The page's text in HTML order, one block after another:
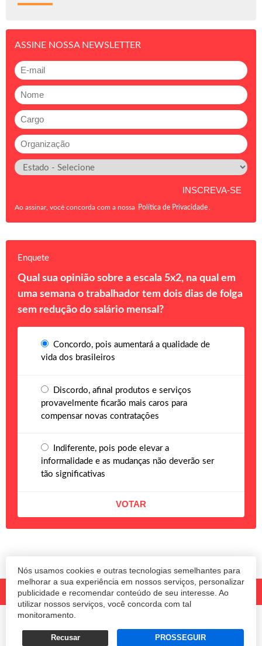
Nós usamos cookies e outras tecnologias semelhantes para
melhorar a sua experiência em nossos serviços, personalizar
publicidade e recomendar conteúdo de seu interesse. Ao
utilizar nossos serviços, você concorda com tal
monitoramento.
Recusar PROSSEGUIR
ASSINE NOSSA NEWSLETTER
Ao assinar, você concorda com a nossa Política de Privacidade
Enquete
Qual sua opinião sobre a escala 5x2, na qual em
uma semana o trabalhador tem dois dias de folga
sem redução do salário mensal?
Concordo, pois aumentará a qualidade de
vida dos brasileiros
Discordo, afinal produtos e serviços
provavelmente ficarão mais caros para
compensar novas contratações
Indiferente, pois pode elevar a
informalidade e as mudanças não deverão ser
tão significativas
Termos e Políticas de Uso Privacidade